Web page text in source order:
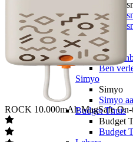
Ben
Ben
Ben
Ben
Simyo
Simyo
Simyo
Budget Thuis
Budget
Budget
ROCK 10.000mAh MagSafe